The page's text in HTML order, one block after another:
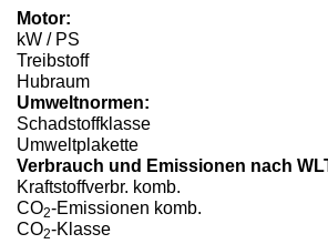
Motor:
kW / PS
Treibstoff
Hubraum
Umweltnormen:
Schadstoffklasse
Umweltplakette
Verbrauch und Emissionen nach
Kraftstoffverbr. komb.
CO2-Emissionen komb.
CO2-Klasse